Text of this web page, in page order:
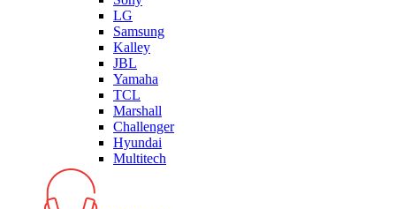
LG
Samsung
Kalley
JBL
Yamaha
TCL
Marshall
Challenger
Hyundai
Multitech